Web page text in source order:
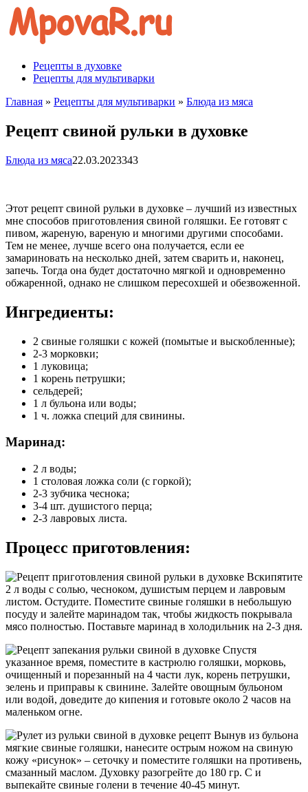
Перейти
контенту
Рецепты в духовке
Рецепты для мультиварки
Главная » Рецепты для мультиварки » Блюда из мяса
Рецепт свиной рульки в духовке
Блюда из мяса22.03.2023343
Этот рецепт свиной рульки в духовке – лучший из известных
мне способов приготовления свиной голяшки. Ее готовят с
пивом, жареную, вареную и многими другими способами.
Тем не менее, лучше всего она получается, если ее
замариновать на несколько дней, затем сварить и, наконец,
запечь. Тогда она будет достаточно мягкой и одновременно
обжаренной, однако не слишком пересохшей и обезвоженной.
Ингредиенты:
2 свиные голяшки с кожей (помытые и выскобленные);
2-3 морковки;
1 луковица;
1 корень петрушки;
сельдерей;
1 л бульона или воды;
1 ч. ложка специй для свинины.
Маринад:
2 л воды;
1 столовая ложка соли (c горкой);
2-3 зубчика чеснока;
3-4 шт. душистого перца;
2-3 лавровых листа.
Процесс приготовления:
Вскипятите
2 л воды с солью, чесноком, душистым перцем и лавровым
листом. Остудите. Поместите свиные голяшки в небольшую
посуду и залейте маринадом так, чтобы жидкость покрывала
мясо полностью. Поставьте маринад в холодильник на 2-3 дня.
Спустя
указанное время, поместите в кастрюлю голяшки, морковь,
очищенный и порезанный на 4 части лук, корень петрушки,
зелень и приправы к свинине. Залейте овощным бульоном
или водой, доведите до кипения и готовьте около 2 часов на
маленьком огне.
Вынув из бульона
мягкие свиные голяшки, нанесите острым ножом на свиную
кожу «рисунок» – сеточку и поместите голяшки на противень,
смазанный маслом. Духовку разогрейте до 180 гр. С и
выпекайте свиные голени в течение 40-45 минут.